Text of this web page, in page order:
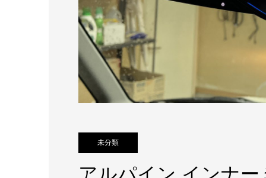
未分類